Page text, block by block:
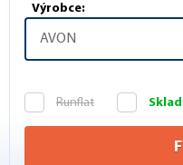
Výrobce:
AVON
Runflat